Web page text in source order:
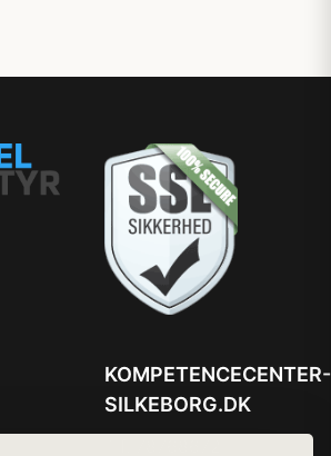
KOMPETENCECENTER-
SILKEBORG.DK